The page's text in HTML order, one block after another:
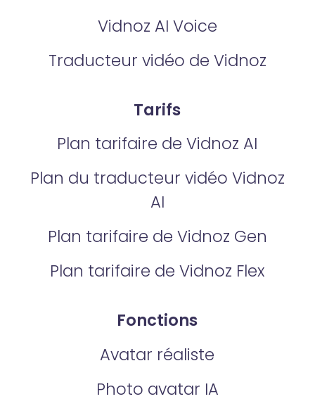
Vidnoz AI Voice
Traducteur vidéo de Vidnoz
Tarifs
Plan tarifaire de Vidnoz AI
Plan du traducteur vidéo Vidnoz
AI
Plan tarifaire de Vidnoz Gen
Plan tarifaire de Vidnoz Flex
Fonctions
Avatar réaliste
Photo avatar IA